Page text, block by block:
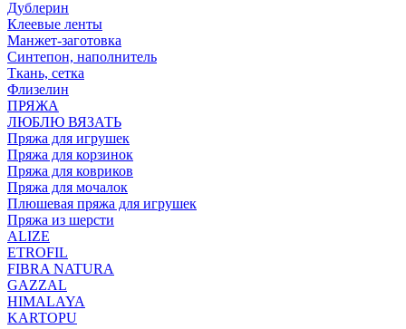
Дублерин
Клеевые ленты
Манжет-заготовка
Синтепон, наполнитель
Ткань, сетка
Флизелин
ПРЯЖА
ЛЮБЛЮ ВЯЗАТЬ
Пряжа для игрушек
Пряжа для корзинок
Пряжа для ковриков
Пряжа для мочалок
Плюшевая пряжа для игрушек
Пряжа из шерсти
ALIZE
ETROFIL
FIBRA NATURA
GAZZAL
HIMALAYA
KARTOPU